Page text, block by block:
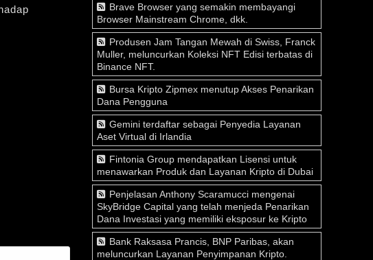
Brave Browser yang semakin membayangi
Browser Mainstream Chrome, dkk.
Produsen Jam Tangan Mewah di Swiss, Franck
Muller, meluncurkan Koleksi NFT Edisi terbatas di
Binance NFT.
Bursa Kripto Zipmex menutup Akses Penarikan
Dana Pengguna
Gemini terdaftar sebagai Penyedia Layanan
Aset Virtual di Irlandia
Fintonia Group mendapatkan Lisensi untuk
menawarkan Produk dan Layanan Kripto di Dubai
Penjelasan Anthony Scaramucci mengenai
SkyBridge Capital yang telah menjeda Penarikan
Dana Investasi yang memiliki eksposur ke Kripto
Bank Raksasa Prancis, BNP Paribas, akan
meluncurkan Layanan Penyimpanan Kripto.